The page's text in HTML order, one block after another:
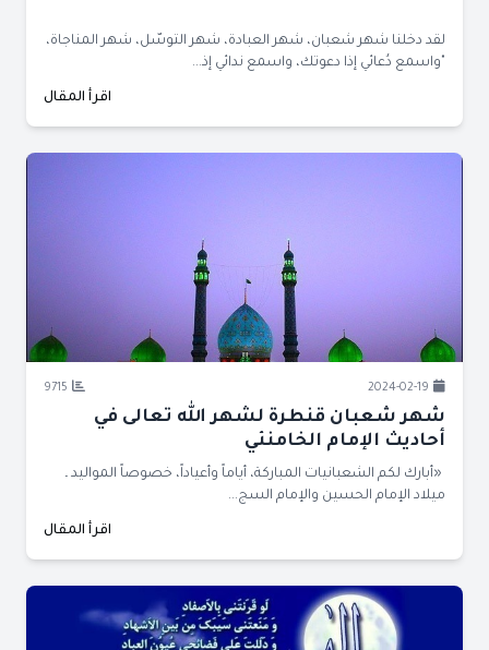
لقد دخلنا شهر شعبان، شهر العبادة، شهر التوسّل، شهر المناجاة،
"واسمع دُعائي إذا دعوتك، واسمع ندائي إذ...
اقرأ المقال
2024-02-19
9715
شهر شعبان قنطرة لشهر الله تعالى في
أحاديث الإمام الخامنئي
«أبارك لكم الشعبانيات المباركة، أياماً وأعياداً، خصوصاً المواليد ـ
ميلاد الإمام الحسين والإمام السج...
اقرأ المقال